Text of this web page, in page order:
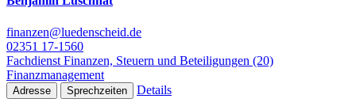
finanzen@luedenscheid.de
02351 17-1560
Fachdienst Finanzen, Steuern und Beteiligungen (20)
Finanzmanagement
Adresse Sprechzeiten Details